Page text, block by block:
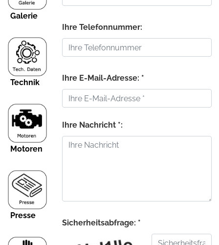
Galerie
Technik
Motoren
Presse
Ihre Telefonnummer:
Ihre E-Mail-Adresse: *
Ihre Nachricht *:
Sicherheitsabfrage: *